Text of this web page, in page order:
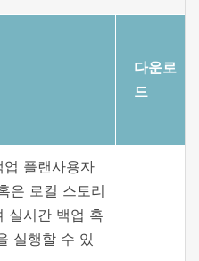
다운로
드
플랜사용자
은 로컬 스토리
실시간 백업 혹
실행할 수 있